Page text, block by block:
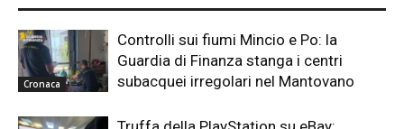
Cronaca
Controlli sui fiumi Mincio e Po: la
Guardia di Finanza stanga i centri
subacquei irregolari nel Mantovano